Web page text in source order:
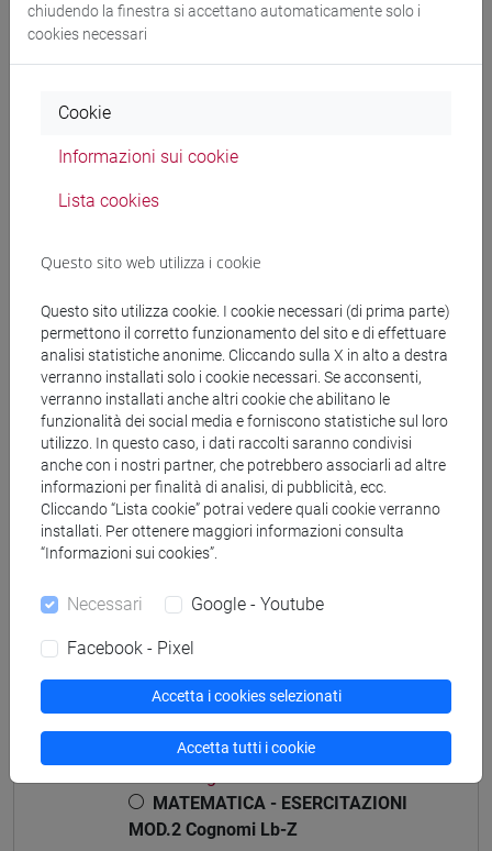
Docenti
DE NADAI Giuseppe
Corsi di studio e percorsi
[ET4] ECONOMIA E COMMERCIO - Laurea
economia e commercio
Struttura generale dell'insegnamento
MATEMATICA
MATEMATICA - ESERCITAZIONI
MOD.1 Cognomi A-La
MOD.1 Cognomi Lb-Z
MATEMATICA - ESERCITAZIONI
MATEMATICA - ESERCITAZIONI
MOD.2 Cognomi Lb-Z
chiudendo la finestra si accettano automaticamente solo i
cookies necessari
Cookie
Informazioni sui cookie
Lista cookies
Questo sito web utilizza i cookie
Questo sito utilizza cookie. I cookie necessari (di prima parte)
permettono il corretto funzionamento del sito e di effettuare
analisi statistiche anonime. Cliccando sulla X in alto a destra
verranno installati solo i cookie necessari. Se acconsenti,
verranno installati anche altri cookie che abilitano le
funzionalità dei social media e forniscono statistiche sul loro
utilizzo. In questo caso, i dati raccolti saranno condivisi
anche con i nostri partner, che potrebbero associarli ad altre
informazioni per finalità di analisi, di pubblicità, ecc.
Cliccando “Lista cookie” potrai vedere quali cookie verranno
installati. Per ottenere maggiori informazioni consulta
“Informazioni sui cookies”.
Necessari Google - Youtube
Facebook - Pixel
Accetta i cookies selezionati
Accetta tutti i cookie